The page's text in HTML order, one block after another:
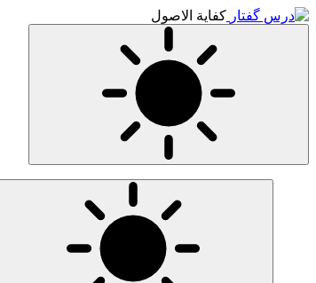
کفایة الاصول